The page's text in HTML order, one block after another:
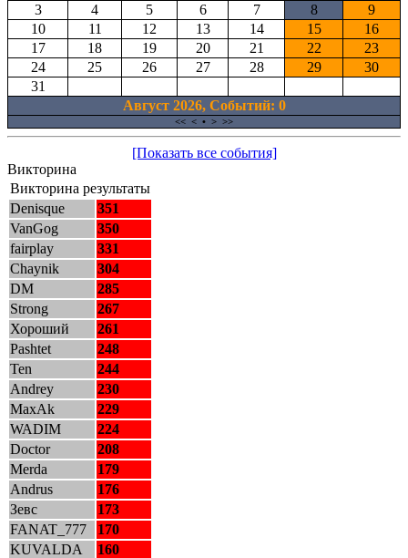
3
4 5 6 7 8
9
10
11 12 13 14 15
16
17
18 19 20 21 22
23
24
25 26 27 28 29
30
31
Август 2026, Cобытий: 0
<< < • > >>
[Показать все события]
Викторина
Викторина результаты
Denisque
351
VanGog
350
fairplay
331
Chaynik
304
DM
285
Strong
267
Хороший
261
Pashtet
248
Ten
244
Andrey
230
MaxAk
229
WADIM
224
Doctor
208
Merda
179
Andrus
176
Зевс
173
FANAT_777
170
KUVALDA
160